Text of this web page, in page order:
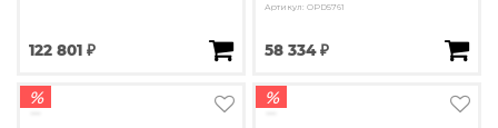
122 801 ₽
Артикул: OPD5761
58 334 ₽
% %